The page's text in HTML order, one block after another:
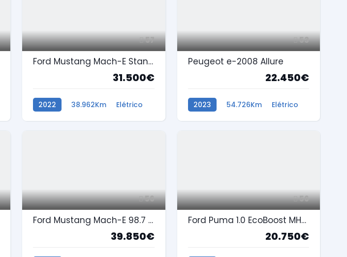
57
Ford Mustang Mach-E Standard
31.500€
2022 38.962Km Elétrico
53
Peugeot e-2008 Allure
22.450€
2023 54.726Km Elétrico
56
Ford Mustang Mach-E 98.7 kWh Premium
39.850€
56
Ford Puma 1.0 EcoBoost MHEV Titanium
20.750€